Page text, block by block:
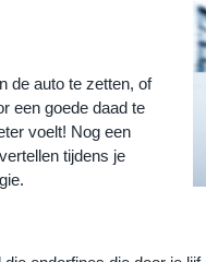
de auto te zetten, of
een goede daad te
voelt! Nog een
tijdens je